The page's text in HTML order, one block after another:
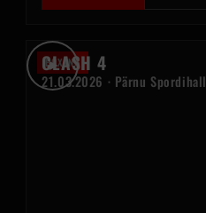
BOXING
►
CLASH 4
21.03.2026 · Pärnu Spordihall